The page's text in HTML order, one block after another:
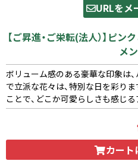
URLをメ
【ご昇進・ご栄転(法人）】ピ
メ
ボリューム感のある豪華な印象は
で立派な花々は、特別な日を彩り
ことで、どこか可愛らしさも感じる
カート